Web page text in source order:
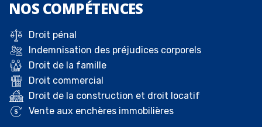
NOS COMPÉTENCES
Droit pénal
Indemnisation des préjudices corporels
Droit de la famille
Droit commercial
Droit de la construction et droit locatif
Vente aux enchères immobilières